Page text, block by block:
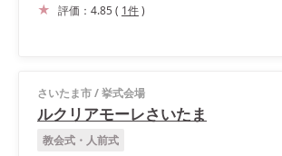
評価： 4.85( 1件)
さいたま市/挙式会場
ルクリアモーレさいたま
教会式・人前式